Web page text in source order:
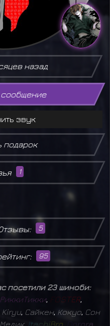
назад
звук
подарок
1
5
95
посетили 23 шиноби:
РиккиТикки, OSTER,
, Сайкен, Кокуо Сон
,